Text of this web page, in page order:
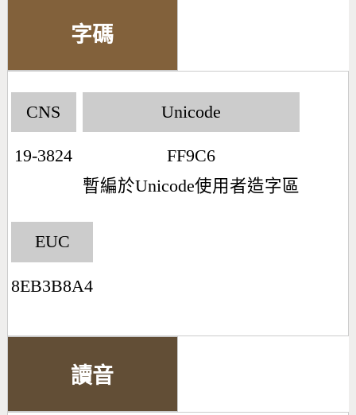
字碼
CNS
19-3824
Unicode
FF9C6
暫編於Unicode使用者造字區
EUC
8EB3B8A4
讀音